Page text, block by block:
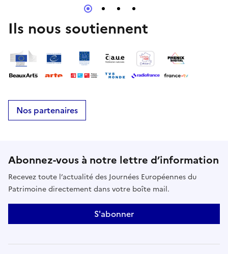
Ils nous soutiennent
Nos partenaires
Abonnez-vous à notre lettre d’information
Recevez toute l’actualité des Journées Européennes du
Patrimoine directement dans votre boîte mail.
S'abonner